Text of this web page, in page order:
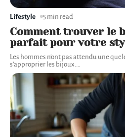
Comment trouver le
parfait pour votre
Les hommes n'ont pas attendu une
s'approprier les bijoux.
Lifestyle 5 min read